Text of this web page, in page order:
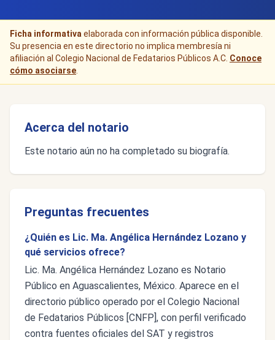
Ficha informativa elaborada con información pública disponible.
Su presencia en este directorio no implica membresía ni
afiliación al Colegio Nacional de Fedatarios Públicos A.C. Conoce
cómo asociarse
Acerca del notario
Este notario aún no ha completado su biografía.
Preguntas frecuentes
¿Quién es Lic. Ma. Angélica Hernández Lozano y
qué servicios ofrece?
Lic. Ma. Angélica Hernández Lozano es Notario
Público en Aguascalientes, México. Aparece en el
directorio público operado por el Colegio Nacional
de Fedatarios Públicos [CNFP], con perfil verificado
contra fuentes oficiales del SAT y registros